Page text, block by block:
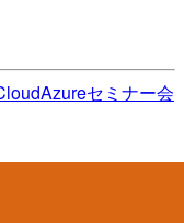
Azureセミナー会